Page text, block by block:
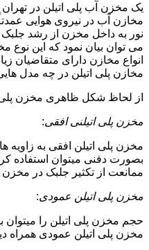
یک مخزن آب پلی اتیلن در تهران
مخازن آب در نیروی هوایی
نور به داخل مخزن از رشد جلبک
می توان بیان نمود که این
انواع مخازن دارای متقاضیان
مخازن پلی اتیلن در چه مدل
از لحاظ شکل ظاهری مخزن پلی
مخزن پلی اتیلنی افقی:
مخزن پلی اتیلن افقی به زاویه
بصورت دفنی میتوان استفاده
ممانعت از تکثیر جلبک در
مخزن پلی اتیلن عمودی:
حجم مخزن پلی اتیلن را میتوان بین 5 تا 126 مترمکعب (5 هزار لیتر تا 126 هزار لیتر) در نظر گرفت.در انواع تک لایه،دولایه و سه لایه که قابل
مخزن پلی اتیلن عمودی همراه